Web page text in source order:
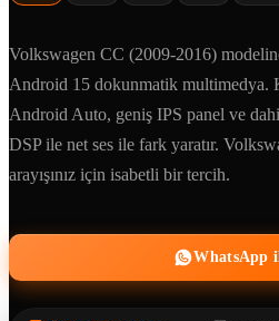
Volkswagen CC (2009-2016)
Android 15 dokunmatik multimedya.
Android Auto, geniş IPS panel ve
DSP ile net ses ile fark yaratır.
arayışınız için isabetli bir tercih.
WhatsApp